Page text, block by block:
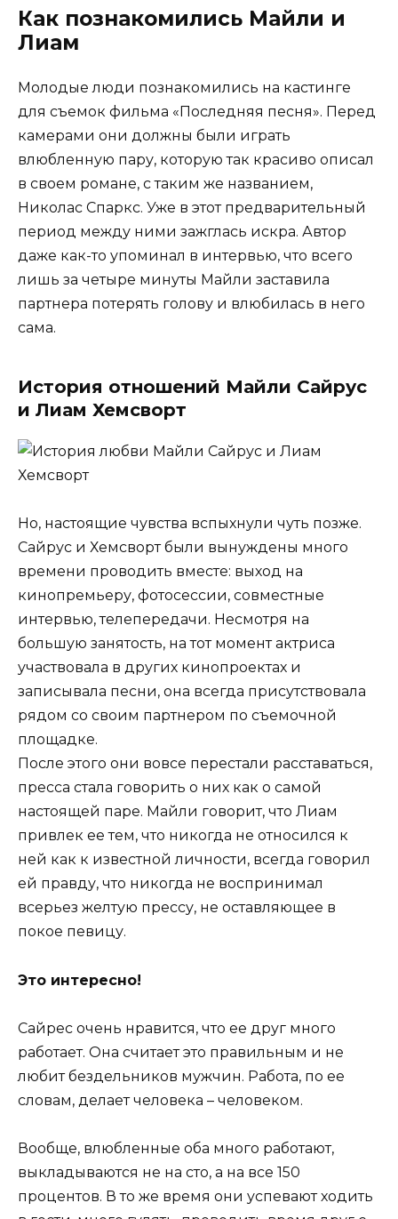
Как познакомились Майли и
Лиам
Молодые люди познакомились на кастинге
для съемок фильма «Последняя песня». Перед
камерами они должны были играть
влюбленную пару, которую так красиво описал
в своем романе, с таким же названием,
Николас Спаркс. Уже в этот предварительный
период между ними зажглась искра. Автор
даже как-то упоминал в интервью, что всего
лишь за четыре минуты Майли заставила
партнера потерять голову и влюбилась в него
сама.
История отношений Майли Сайрус
и Лиам Хемсворт
Но, настоящие чувства вспыхнули чуть позже.
Сайрус и Хемсворт были вынуждены много
времени проводить вместе: выход на
кинопремьеру, фотосессии, совместные
интервью, телепередачи. Несмотря на
большую занятость, на тот момент актриса
участвовала в других кинопроектах и
записывала песни, она всегда присутствовала
рядом со своим партнером по съемочной
площадке.
После этого они вовсе перестали расставаться,
пресса стала говорить о них как о самой
настоящей паре. Майли говорит, что Лиам
привлек ее тем, что никогда не относился к
ней как к известной личности, всегда говорил
ей правду, что никогда не воспринимал
всерьез желтую прессу, не оставляющее в
покое певицу.
Это интересно!
Сайрес очень нравится, что ее друг много
работает. Она считает это правильным и не
любит бездельников мужчин. Работа, по ее
словам, делает человека – человеком.
Вообще, влюбленные оба много работают,
выкладываются не на сто, а на все 150
процентов. В то же время они успевают ходить